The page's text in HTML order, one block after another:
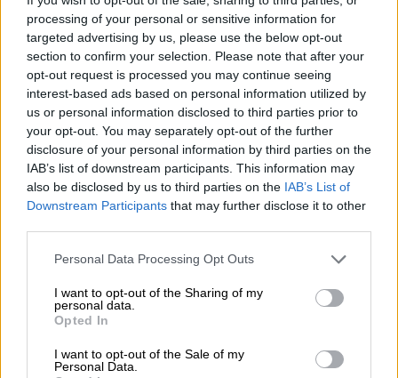
processing of your personal or sensitive information for
targeted advertising by us, please use the below opt-out
section to confirm your selection. Please note that after your
opt-out request is processed you may continue seeing
interest-based ads based on personal information utilized by
us or personal information disclosed to third parties prior to
your opt-out. You may separately opt-out of the further
disclosure of your personal information by third parties on the
IAB’s list of downstream participants. This information may
also be disclosed by us to third parties on the IAB’s List of
Downstream Participants that may further disclose it to other
Please note that this website/app uses one or more Google
not limited to your visit or usage behaviour. You may click to
grant or deny consent to Google and its third-party tags to
use your data for below specified purposes in below Google
consent section.
Personal Data Processing Opt Outs
I want to opt-out of the Sharing of my
personal data.
Opted In
I want to opt-out of the Sale of my
Personal Data.
Το χρονικό της αρπαγής και
ξυλοδαρμού ανηλίκου
ΔΙΑΒΑΣΤΕ ΕΠΙΣΗΣ
Ελλάδα|27.05.2026 19:25
Θάνατος 10χρονου στις Σέρρες:
Ηλεκτρικό καλώδιο μέσα στο κανάλι
που βρέθηκε νεκρός - Δύο συλλήψεις
Ελλάδα|27.05.2026 19:57
Πατησίων: Τρεις συλλήψεις μετά από
κινηματογραφική καταδίωξη στον
Κηφισό